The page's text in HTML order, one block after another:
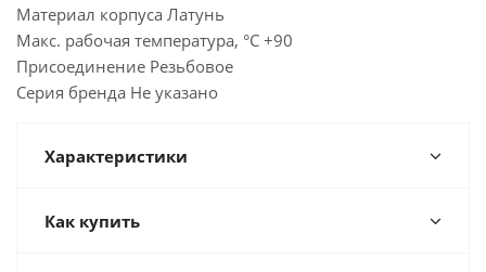
Материал корпуса Латунь
Макс. рабочая температура, °C +90
Присоединение Резьбовое
Серия бренда Не указано
Характеристики
Как купить